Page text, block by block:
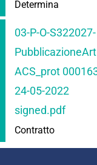
Determina
03-P-O-S322027-
ACS_prot
24-05-2022
signed.pdf
Contratto